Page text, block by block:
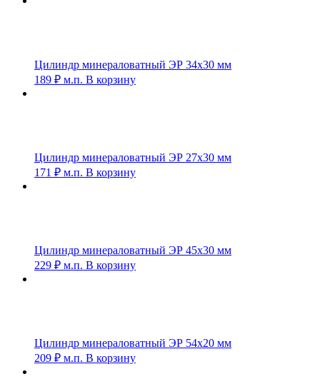
Цилиндр минераловатный ЭР 34х30 мм
189 ₽ м.п. В корзину
Цилиндр минераловатный ЭР 27х30 мм
171 ₽ м.п. В корзину
Цилиндр минераловатный ЭР 45х30 мм
229 ₽ м.п. В корзину
Цилиндр минераловатный ЭР 54х20 мм
209 ₽ м.п. В корзину